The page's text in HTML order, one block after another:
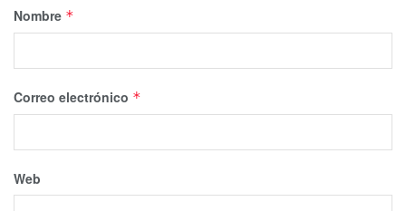
Nombre *
Correo electrónico *
Web